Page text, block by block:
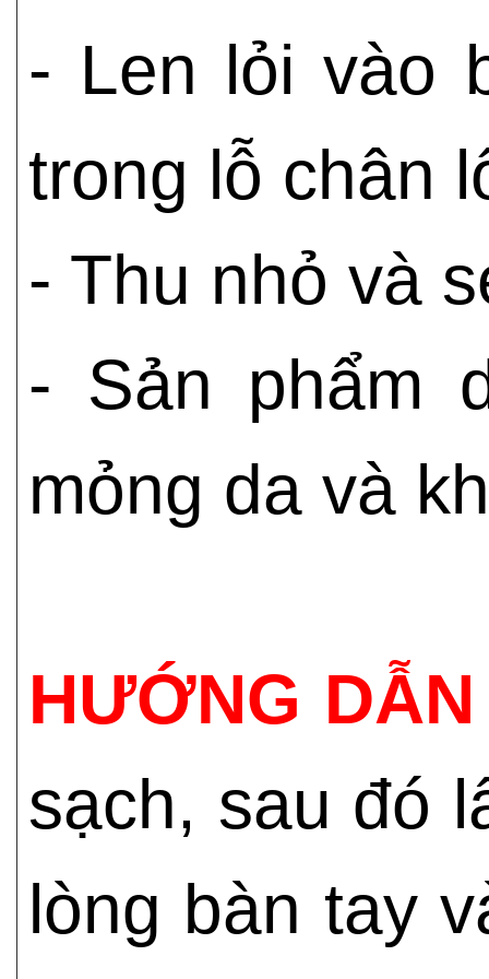
- Len lỏi vào
trong lỗ chân
- Thu nhỏ và
- Sản phẩm
mỏng da và
HƯỚNG
sạch, sau đó
lòng bàn tay